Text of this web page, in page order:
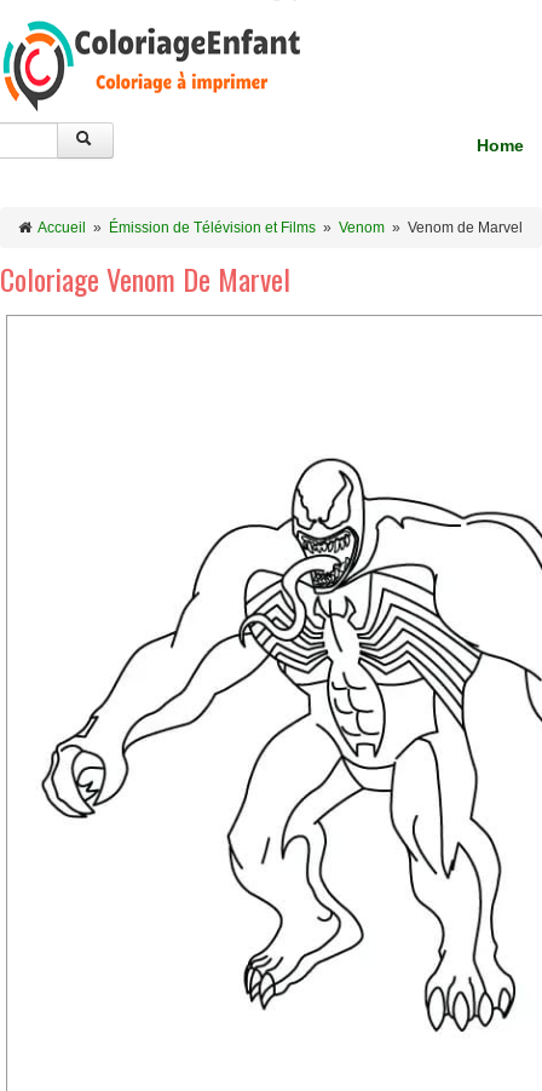
Home
Accueil » Émission de Télévision et Films » Venom » Venom de Marvel
Coloriage Venom De Marvel